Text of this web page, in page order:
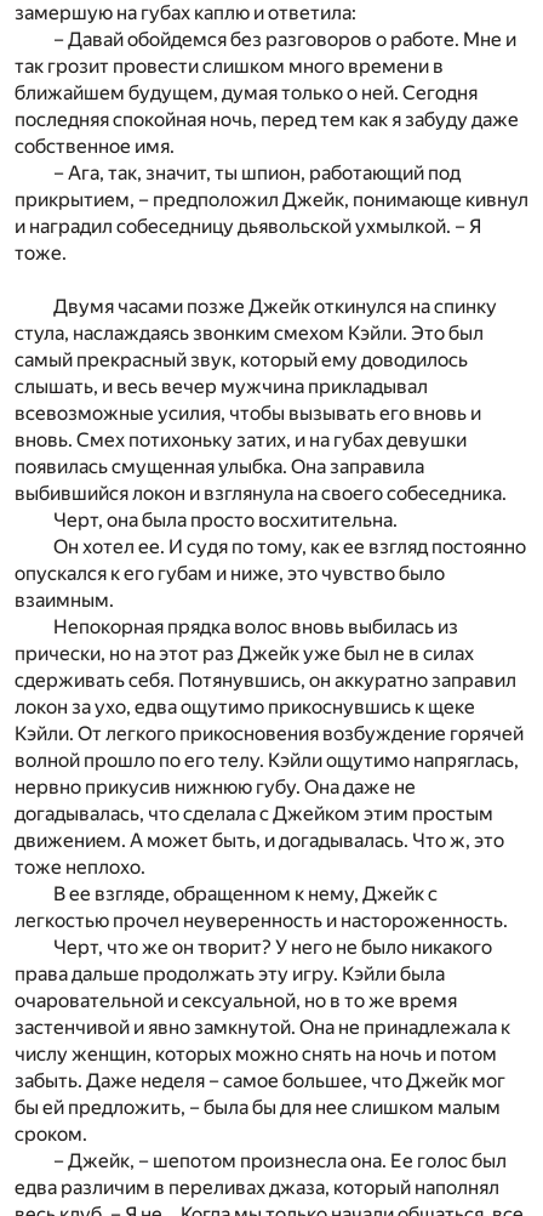
замершую на губах каплю и ответила:
– Давай обойдемся без разговоров о работе. Мне и
так грозит провести слишком много времени в
ближайшем будущем, думая только о ней. Сегодня
последняя спокойная ночь, перед тем как я забуду даже
собственное имя.
– Ага, так, значит, ты шпион, работающий под
прикрытием, – предположил Джейк, понимающе кивнул
и наградил собеседницу дьявольской ухмылкой. – Я
тоже.
Двумя часами позже Джейк откинулся на спинку
стула, наслаждаясь звонким смехом Кэйли. Это был
самый прекрасный звук, который ему доводилось
слышать, и весь вечер мужчина прикладывал
всевозможные усилия, чтобы вызывать его вновь и
вновь. Смех потихоньку затих, и на губах девушки
появилась смущенная улыбка. Она заправила
выбившийся локон и взглянула на своего собеседника.
Черт, она была просто восхитительна.
Он хотел ее. И судя по тому, как ее взгляд постоянно
опускался к его губам и ниже, это чувство было
взаимным.
Непокорная прядка волос вновь выбилась из
прически, но на этот раз Джейк уже был не в силах
сдерживать себя. Потянувшись, он аккуратно заправил
локон за ухо, едва ощутимо прикоснувшись к щеке
Кэйли. От легкого прикосновения возбуждение горячей
волной прошло по его телу. Кэйли ощутимо напряглась,
нервно прикусив нижнюю губу. Она даже не
догадывалась, что сделала с Джейком этим простым
движением. А может быть, и догадывалась. Что ж, это
тоже неплохо.
В ее взгляде, обращенном к нему, Джейк с
легкостью прочел неуверенность и настороженность.
Черт, что же он творит? У него не было никакого
права дальше продолжать эту игру. Кэйли была
очаровательной и сексуальной, но в то же время
застенчивой и явно замкнутой. Она не принадлежала к
числу женщин, которых можно снять на ночь и потом
забыть. Даже неделя – самое большее, что Джейк мог
бы ей предложить, – была бы для нее слишком малым
сроком.
– Джейк, – шепотом произнесла она. Ее голос был
едва различим в переливах джаза, который наполнял